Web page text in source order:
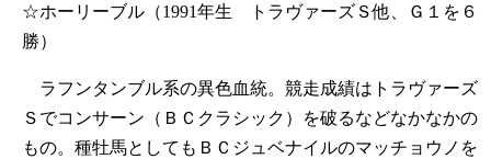
☆ホーリーブル（1991年生 トラヴァーズＳ他、Ｇ１を６
勝）
ラフンタンブル系の異色血統。競走成績はトラヴァーズ
Ｓでコンサーン（ＢＣクラシック）を破るなどなかなかの
もの。種牡馬としてもＢＣジュベナイルのマッチョウノを